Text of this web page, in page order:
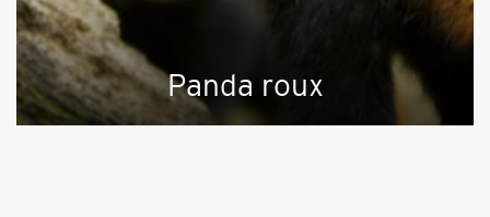
Panda roux